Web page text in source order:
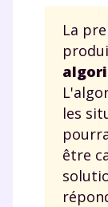
La
les
être